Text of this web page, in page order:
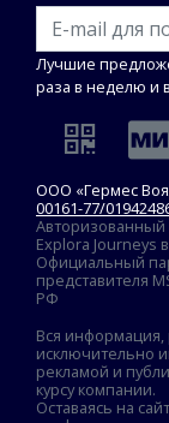
Лучшие
раза в неделю и
ООО «Гермес
00161-77/
Explora Journeys
Официальный
представителя
РФ
Вся информация,
исключительно
рекламой и
курсу компании.
Оставаясь на